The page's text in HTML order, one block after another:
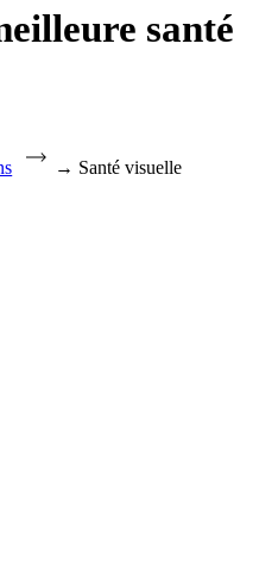
santé
→ Santé visuelle